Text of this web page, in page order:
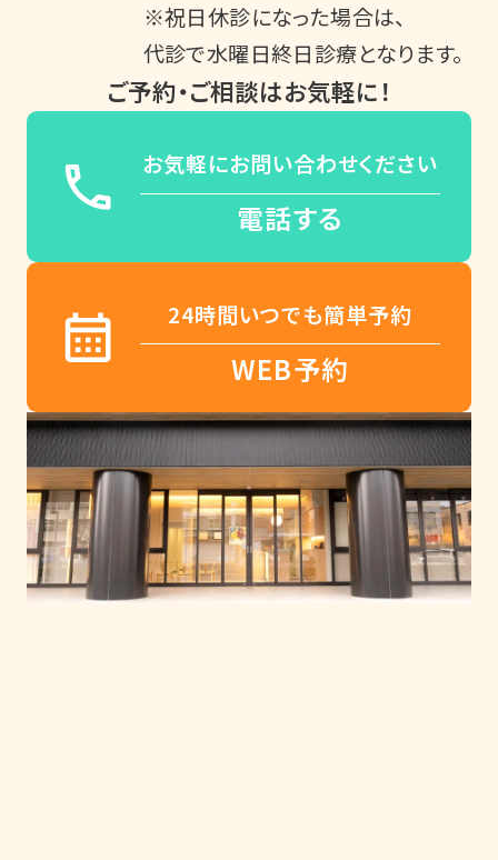
※祝日休診になった場合は、
代診で水曜日終日診療となります。
ご予約・ご相談はお気軽に！
お気軽にお問い合わせください
電話する
24時間いつでも簡単予約
WEB予約